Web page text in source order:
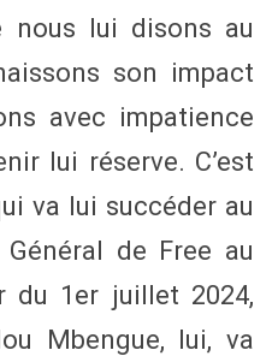
nous lui disons au
son impact
avec impatience
lui réserve. C’est
va lui succéder au
de Free au
du 1er juillet 2024,
Mbengue, lui, va